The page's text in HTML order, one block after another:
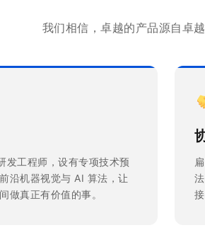
我们相信，卓越的产品源自卓
发工程师，设有专项技术预
沿机器视觉与 AI 算法，让
做真正有价值的事。